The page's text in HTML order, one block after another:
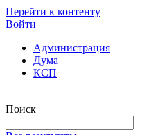
Перейти к контенту
Войти
Администрация
Дума
КСП
Поиск